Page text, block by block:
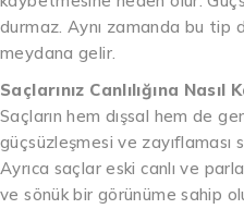
durmaz. Aynı zamanda bu tip
meydana gelir.
Saçlarınız Canlılığına Nasıl
Saçların hem dışsal hem de
güçsüzleşmesi ve zayıflaması
Ayrıca saçlar eski canlı ve
ve sönük bir görünüme sahip